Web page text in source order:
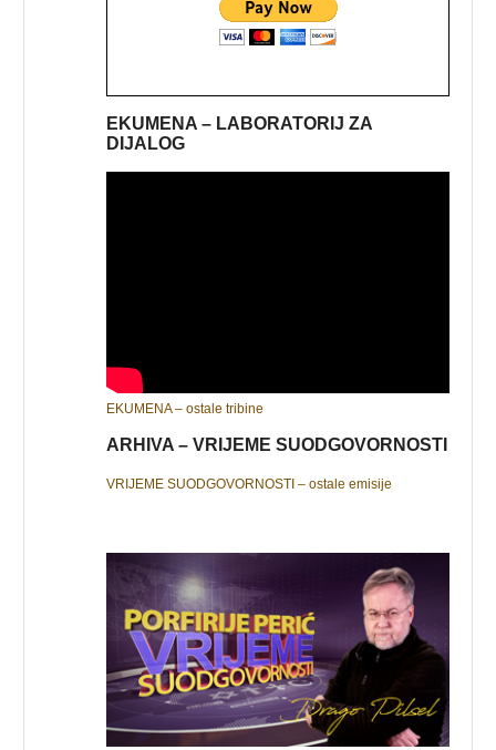
EKUMENA – LABORATORIJ ZA
DIJALOG
EKUMENA – ostale tribine
ARHIVA – VRIJEME SUODGOVORNOSTI
VRIJEME SUODGOVORNOSTI – ostale emisije